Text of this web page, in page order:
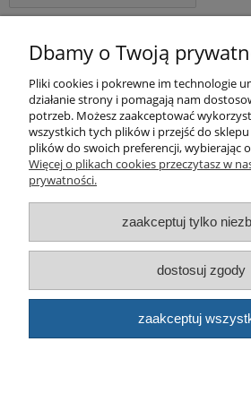
Produkty
Kategorie bloga
Kontakt
© artbud.pl - Wszelkie prawa
Sklep internetowy
Dbamy o Twoją
Pliki cookies i pokrewne im technologie
działanie strony i pomagają nam
potrzeb. Możesz zaakceptować
wszystkich tych plików i przejść do
plików do swoich preferencji, wybierając
Więcej o plikach cookies przeczytasz w
prywatności.
zaakceptuj tylko
dostosuj zgody
zaakceptuj